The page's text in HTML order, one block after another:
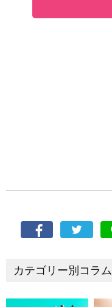
カテゴリー別コラム